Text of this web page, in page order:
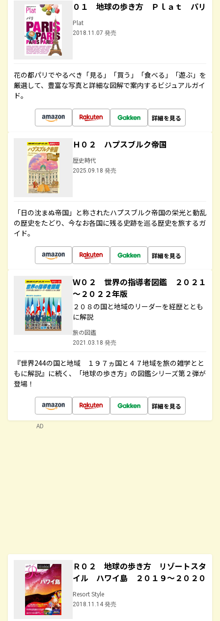
０１ 地球の歩き方 Ｐｌａｔ パリ
Plat
2018.11.07 発売
花の都パリでやるべき「見る」「買う」「食べる」「遊ぶ」を
厳選して、豊富な写真と詳細な図解で案内するビジュアルガイ
ド。
詳細を見る
Ｈ０２ ハプスブルク帝国
歴史時代
2025.09.18 発売
「日の沈まぬ帝国」と称されたハプスブルク帝国の栄光と動乱
の歴史をたどり、今なお各国に残る史跡を巡る歴史を旅するガ
イド。
詳細を見る
Ｗ０２ 世界の指導者図鑑 ２０２１
～２０２２年版
２０８の国と地域のリーダーを経歴ととも
に解説
旅の図鑑
2021.03.18 発売
『世界244の国と地域 １９７ヵ国と４７地域を旅の雑学とと
もに解説』に続く、「地球の歩き方」の図鑑シリーズ第２弾が
登場！
詳細を見る
Ｒ０２ 地球の歩き方 リゾートスタ
イル ハワイ島 ２０１９～２０２０
Resort Style
2018.11.14 発売
AD